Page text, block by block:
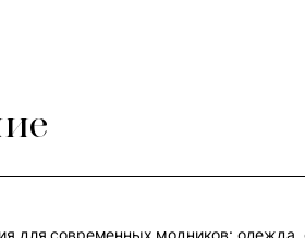
для современных модников: одежда,